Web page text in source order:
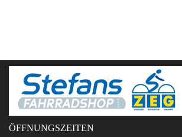
ÖFFNUNGSZEITEN